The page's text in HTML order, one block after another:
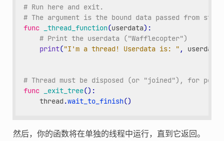
# Run here and exit.
# The argument is the bound data passed from
func
_thread_function(userdata):
# Print the userdata ("Wafflecopter")
print("I'm a thread! Userdata is: " , userdata
# Thread must be disposed (or "joined"), for
func
_exit_tree():
thread .wait_to_finish()
然后，你的函数将在单独的线程中运行，直到它返回。